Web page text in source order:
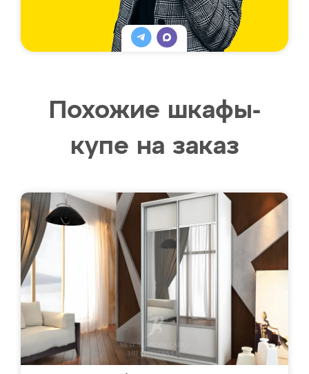
Похожие шкафы-
купе на заказ